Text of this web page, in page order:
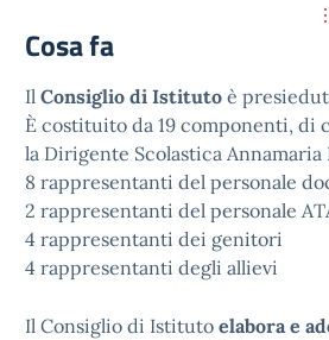
Cosa fa
Il Consiglio di Istituto è
È costituito da 19 componenti, di
la Dirigente Scolastica
8 rappresentanti del personale
2 rappresentanti del personale
4 rappresentanti dei genitori
4 rappresentanti degli allievi
Il Consiglio di Istituto elabora e